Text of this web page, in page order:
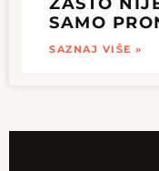
SAMO
SAZNAJ VIŠE »